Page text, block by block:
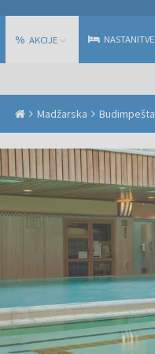
% AKCIJE NASTANITVE
Madžarska Budimpešta